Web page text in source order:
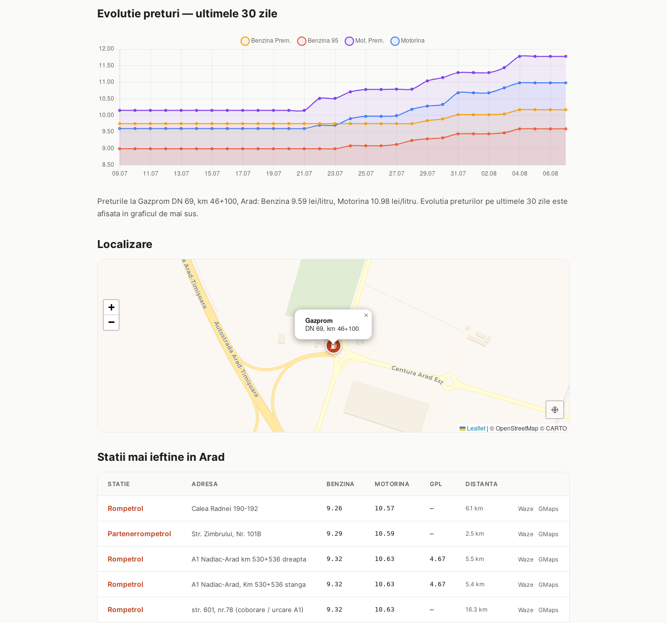
Evolutie preturi — ultimele 30 zile
Preturile la Gazprom DN 69, km 46+100, Arad: Benzina 9.59 lei/litru, Motorina 10.98 lei/litru. Evolutia preturilor pe ultimele 30 zile este
afisata in graficul de mai sus.
Localizare
⛽
Gazprom
DN 69, km 46+100
×
+
−
Leaflet | © OpenStreetMap © CARTO
Statii mai ieftine in Arad
STATIE ADRESA BENZINA MOTORINA GPL DISTANTA
Rompetrol Calea Radnei 190-192 9.26 10.57 — 6.1 km Waze GMaps
Partenerrompetrol Str. Zimbrului, Nr. 101B 9.29 10.59 — 2.5 km Waze GMaps
Rompetrol A1 Nadlac-Arad km 530+536 dreapta 9.32 10.63 4.67 5.5 km Waze GMaps
Rompetrol A1 Nadlac-Arad, Km 530+536 stanga 9.32 10.63 4.67 5.4 km Waze GMaps
Rompetrol str. 601, nr.78 (coborare / urcare A1) 9.32 10.63 — 16.3 km Waze GMaps